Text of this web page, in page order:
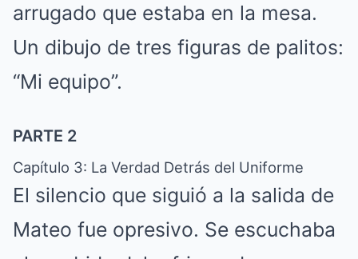
arrugado que estaba en la mesa.
Un dibujo de tres figuras de palitos:
“Mi equipo”.
PARTE 2
Capítulo 3: La Verdad Detrás del Uniforme
El silencio que siguió a la salida de
Mateo fue opresivo. Se escuchaba